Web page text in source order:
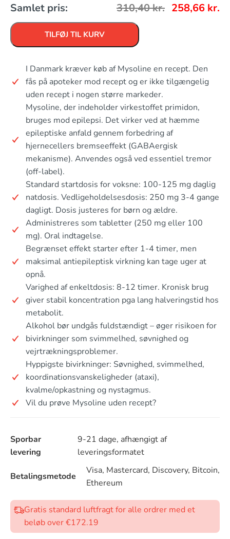
Samlet pris: 310,40kr. 258,66 kr.
TILFØJ TIL KURV
I Danmark kræver køb af Mysoline en recept. Den
fås på apoteker mod recept og er ikke tilgængelig
uden recept i nogen større markeder.
Mysoline, der indeholder virkestoffet primidon,
bruges mod epilepsi. Det virker ved at hæmme
epileptiske anfald gennem forbedring af
hjernecellers bremseeffekt (GABAergisk
mekanisme). Anvendes også ved essentiel tremor
(off-label).
Standard startdosis for voksne: 100-125 mg daglig
natdosis. Vedligeholdelsesdosis: 250 mg 3-4 gange
dagligt. Dosis justeres for børn og ældre.
Administreres som tabletter (250 mg eller 100
mg). Oral indtagelse.
Begrænset effekt starter efter 1-4 timer, men
maksimal antiepileptisk virkning kan tage uger at
opnå.
Varighed af enkeltdosis: 8-12 timer. Kronisk brug
giver stabil koncentration pga lang halveringstid hos
metabolit.
Alkohol bør undgås fuldstændigt – øger risikoen for
bivirkninger som svimmelhed, søvnighed og
vejrtrækningsproblemer.
Hyppigste bivirkninger: Søvnighed, svimmelhed,
koordinationsvanskeligheder (ataxi),
kvalme/opkastning og nystagmus.
Vil du prøve Mysoline uden recept?
Sporbar
levering
9-21 dage, afhængigt af
leveringsformatet
Betalingsmetode
Visa, Mastercard, Discovery, Bitcoin,
Ethereum
Gratis standard luftfragt for alle ordrer med et
beløb over €172.19